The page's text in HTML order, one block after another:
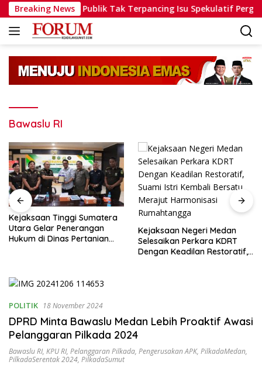
Langsung
ke
konten
Breaking News
Solid, Minta Publik Tak Terpancing Isu Spekulatif
Bawaslu RI
Kejaksaan Tinggi Sumatera
Utara Gelar Penerangan
Hukum di Dinas Pertanian
Kejaksaan Negeri Medan
Selesaikan Perkara KDRT
Dengan Keadilan Restoratif,
POLITIK 18 November 2024
DPRD Minta Bawaslu Medan Lebih Proaktif Awasi
Pelanggaran Pilkada 2024
Bawaslu RI, KPU RI, Pelanggaran Pilkada, Pengerusakan APK, PilkadaMedan,
PilkadaSerentak 2024, PilkadaSumut